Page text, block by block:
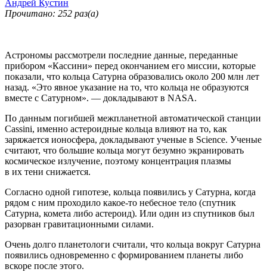
Андрей Кустин
Прочитано: 252 раз(а)
Астрономы рассмотрели последние данные, переданные
прибором «Кассини» перед окончанием его миссии, которые
показали, что кольца Сатурна образовались около 200 млн лет
назад. «Это явное указание на то, что кольца не образуются
вместе с Сатурном». — докладывают в NASA.
По данным погибшей межпланетной автоматической станции
Cassini, именно астероидные кольца влияют на то, как
заряжается ионосфера, докладывают ученые в Science. Ученые
считают, что большие кольца могут безумно экранировать
космическое излучение, поэтому концентрация плазмы
в их тени снижается.
Согласно одной гипотезе, кольца появились у Сатурна, когда
рядом с ним проходило какое-то небесное тело (спутник
Сатурна, комета либо астероид). Или один из спутников был
разорван гравитационными силами.
Очень долго планетологи считали, что кольца вокруг Сатурна
появились одновременно с формированием планеты либо
вскоре после этого.